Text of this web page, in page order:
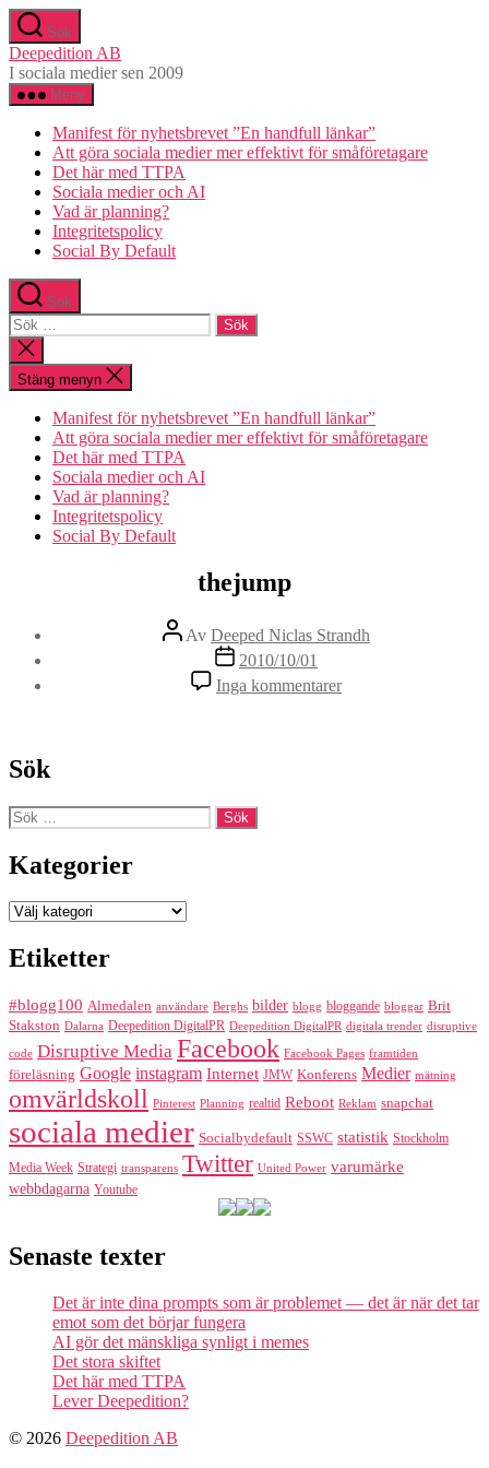
Hoppa
till
innehåll
Sök
Deepedition AB
I sociala medier sen 2009
Meny
Manifest för nyhetsbrevet ”En handfull länkar”
Att göra sociala medier mer effektivt för småföretagare
Det här med TTPA
Sociala medier och AI
Vad är planning?
Integritetspolicy
Social By Default
Sök
Sök
efter:
Stäng
sökningen
Stäng menyn
Manifest för nyhetsbrevet ”En handfull länkar”
Att göra sociala medier mer effektivt för småföretagare
Det här med TTPA
Sociala medier och AI
Vad är planning?
Integritetspolicy
Social By Default
thejump
Inläggsförfattare
Av Deeped Niclas Strandh
Inläggsdatum
2010/10/01
Inga kommentarertill
thejump
Sök
Sök
efter:
Kategorier
Kategorier
Etiketter
#blogg100 Almedalen användare Berghs bilder blogg bloggande bloggar Brit
Stakston Dalarna Deepedition DigitalPR Deepedition DigitalPR digitala trender disruptive
code Disruptive Media Facebook Facebook Pages framtiden
föreläsning Google instagram Internet JMW Konferens Medier mätning
omvärldskoll Pinterest Planning realtid Reboot Reklam snapchat
sociala medier Socialbydefault SSWC statistik Stockholm
Media Week Strategi transparens Twitter United Power varumärke
webbdagarna Youtube
Senaste texter
Det är inte dina prompts som är problemet — det är när det tar
emot som det börjar fungera
AI gör det mänskliga synligt i memes
Det stora skiftet
Det här med TTPA
Lever Deepedition?
© 2026 Deepedition AB